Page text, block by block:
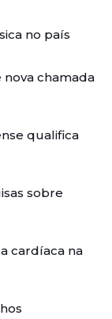
no país
chamada
qualifica
sobre
cardíaca na